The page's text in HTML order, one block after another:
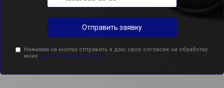
Отправить заявку
Нажимая на кнопку отправить я даю свое согласие на обработку
моих персональных данных.